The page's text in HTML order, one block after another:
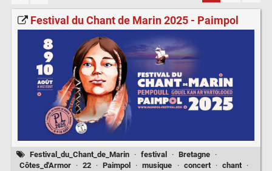
Festival du Chant de Marin 2025 - Paimpol
Festival_du_Chant_de_Marin · festival · Bretagne ·
Côtes_d'Armor
· 22 · Paimpol · musique · concert · chant
·